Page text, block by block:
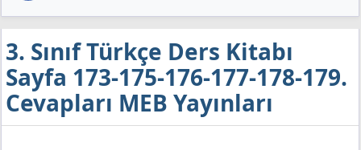
3. Sınıf Türkçe Ders Kitabı
Sayfa 173-175-176-177-178-179.
Cevapları MEB Yayınları